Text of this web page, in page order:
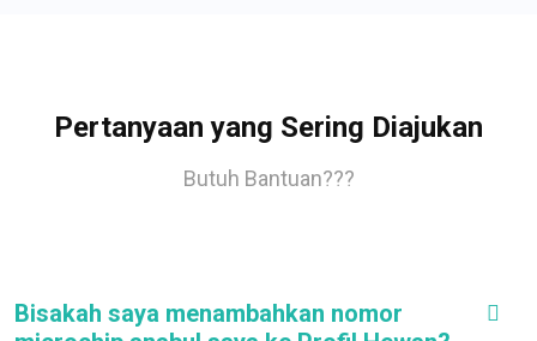
Pertanyaan yang Sering Diajukan
Butuh Bantuan???
Bisakah saya menambahkan nomor